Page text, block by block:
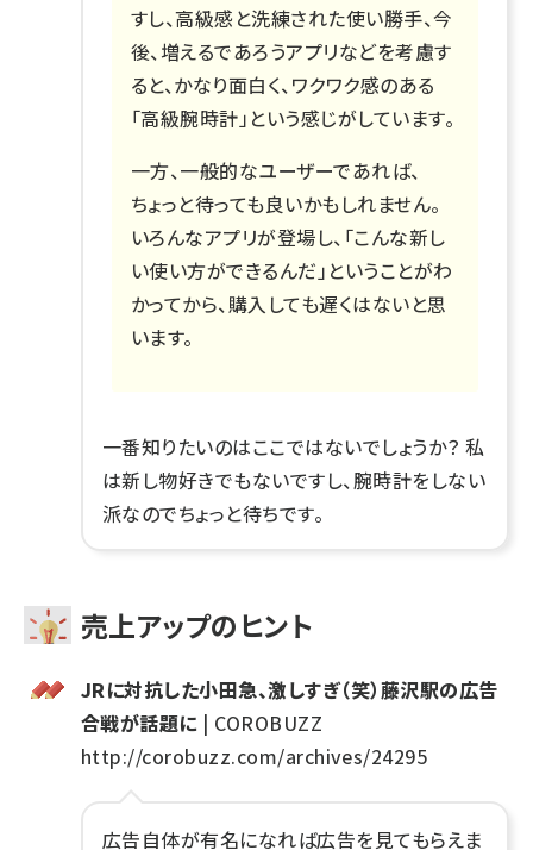
すし、高級感と洗練された使い勝手、今
後、増えるであろうアプリなどを考慮す
ると、かなり面白く、ワクワク感のある
「高級腕時計」という感じがしています。
一方、一般的なユーザーであれば、
ちょっと待っても良いかもしれません。
いろんなアプリが登場し、「こんな新し
い使い方ができるんだ」ということがわ
かってから、購入しても遅くはないと思
います。
一番知りたいのはここではないでしょうか？ 私
は新し物好きでもないですし、腕時計をしない
派なのでちょっと待ちです。
売上アップのヒント
JRに対抗した小田急、激しすぎ（笑）藤沢駅の広告
合戦が話題に| COROBUZZ
http://corobuzz.com/archives/24295
広告自体が有名になれば広告を見てもらえま